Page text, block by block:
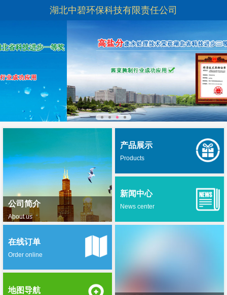
湖北中碧环保科技有限责任公司
公司简介
About us
产品展示
Products
新闻中心
News center
在线订单
Order online
地图导航